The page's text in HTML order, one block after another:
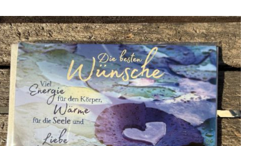
Auf die
Wunschliste